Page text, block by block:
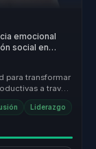
emocional
social en
para transformar
a través
Liderazgo